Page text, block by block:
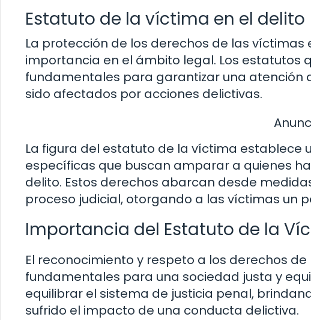
Estatuto de la víctima en el delito
La protección de los derechos de las
importancia en el ámbito legal. Los estatutos
fundamentales para garantizar una atención
sido afectados por acciones delictivas.
La figura del estatuto de la víctima establece
específicas que buscan amparar a quienes
delito. Estos derechos abarcan desde
proceso judicial, otorgando a las víctimas un
Importancia del Estatuto de la
El reconocimiento y respeto a los derechos
fundamentales para una sociedad justa y
equilibrar el sistema de justicia penal,
sufrido el impacto de una conducta delictiva.